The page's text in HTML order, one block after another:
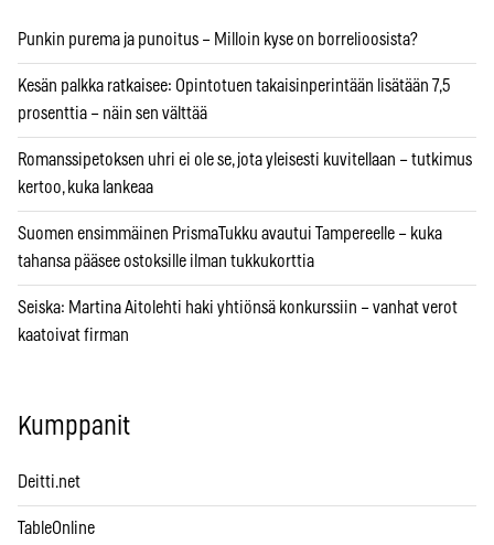
Punkin purema ja punoitus – Milloin kyse on borrelioosista?
Kesän palkka ratkaisee: Opintotuen takaisinperintään lisätään 7,5
prosenttia – näin sen välttää
Romanssipetoksen uhri ei ole se, jota yleisesti kuvitellaan – tutkimus
kertoo, kuka lankeaa
Suomen ensimmäinen PrismaTukku avautui Tampereelle – kuka
tahansa pääsee ostoksille ilman tukkukorttia
Seiska: Martina Aitolehti haki yhtiönsä konkurssiin – vanhat verot
kaatoivat firman
Kumppanit
Deitti.net
TableOnline